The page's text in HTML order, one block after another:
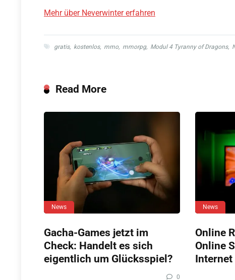
Mehr über Neverwinter erfahren
gratis, kostenlos, mmo, mmorpg, Modul 4 Tyranny of Dragons,
Read More
News
Gacha-Games jetzt im
Check: Handelt es sich
eigentlich um Glücksspiel?
0
News
Online
Online
Internet